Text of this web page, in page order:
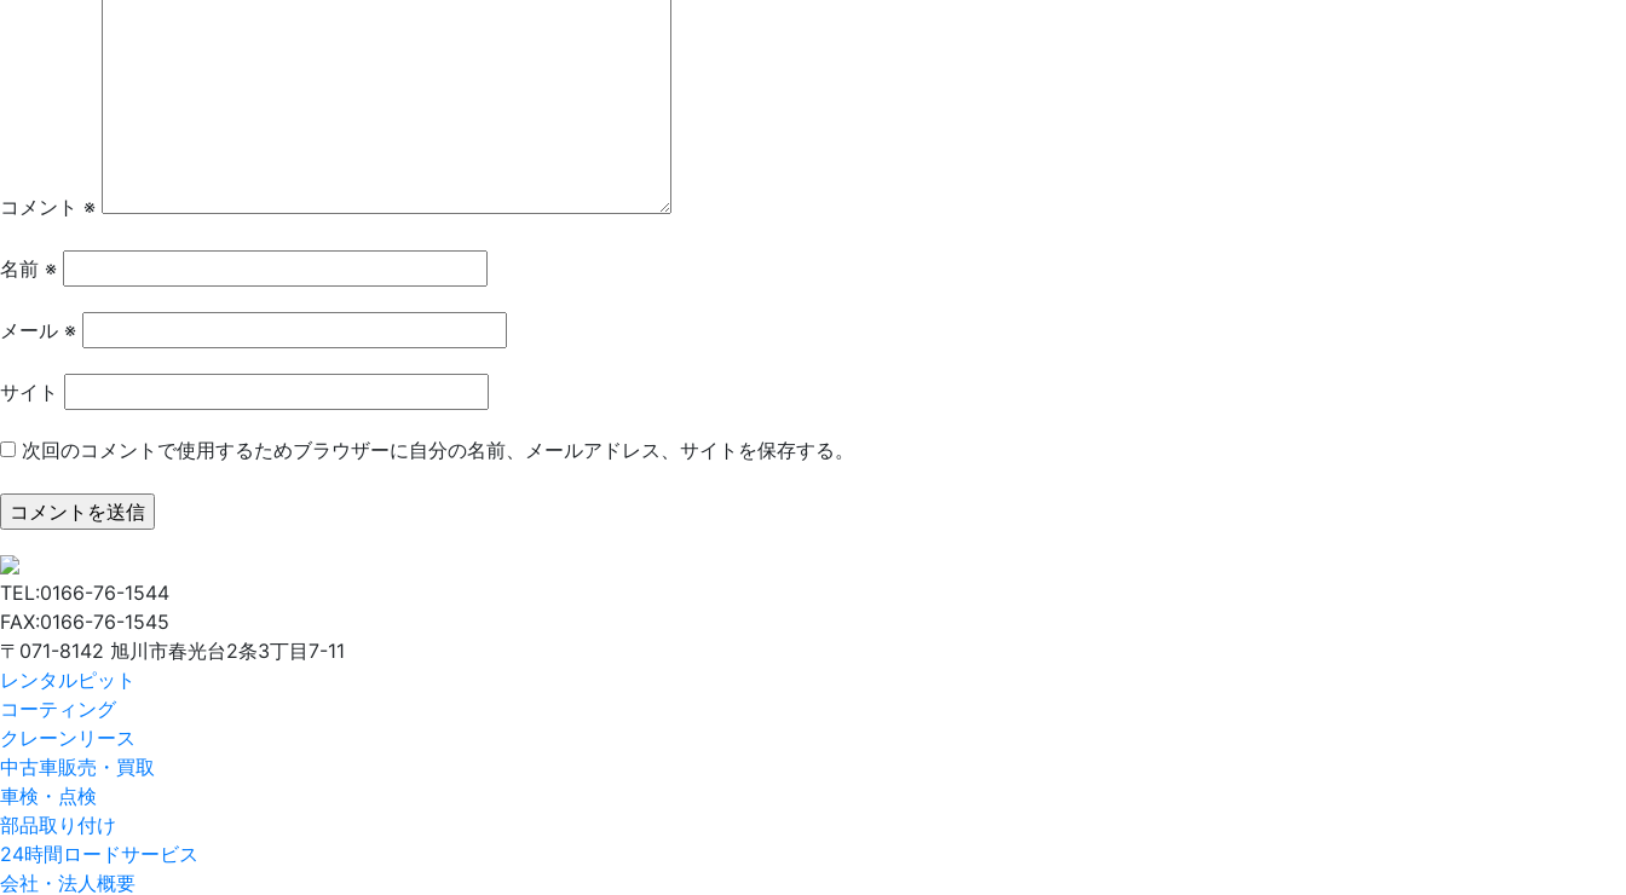
コメント ※
名前 ※
メール ※
サイト
次回のコメントで使用するためブラウザーに自分の名前、メールアドレス、サイトを保存する。
TEL:0166-76-1544
FAX:0166-76-1545
〒071-8142 旭川市春光台2条3丁目7-11
レンタルピット
コーティング
クレーンリース
中古車販売・買取
車検・点検
部品取り付け
24時間ロードサービス
会社・法人概要